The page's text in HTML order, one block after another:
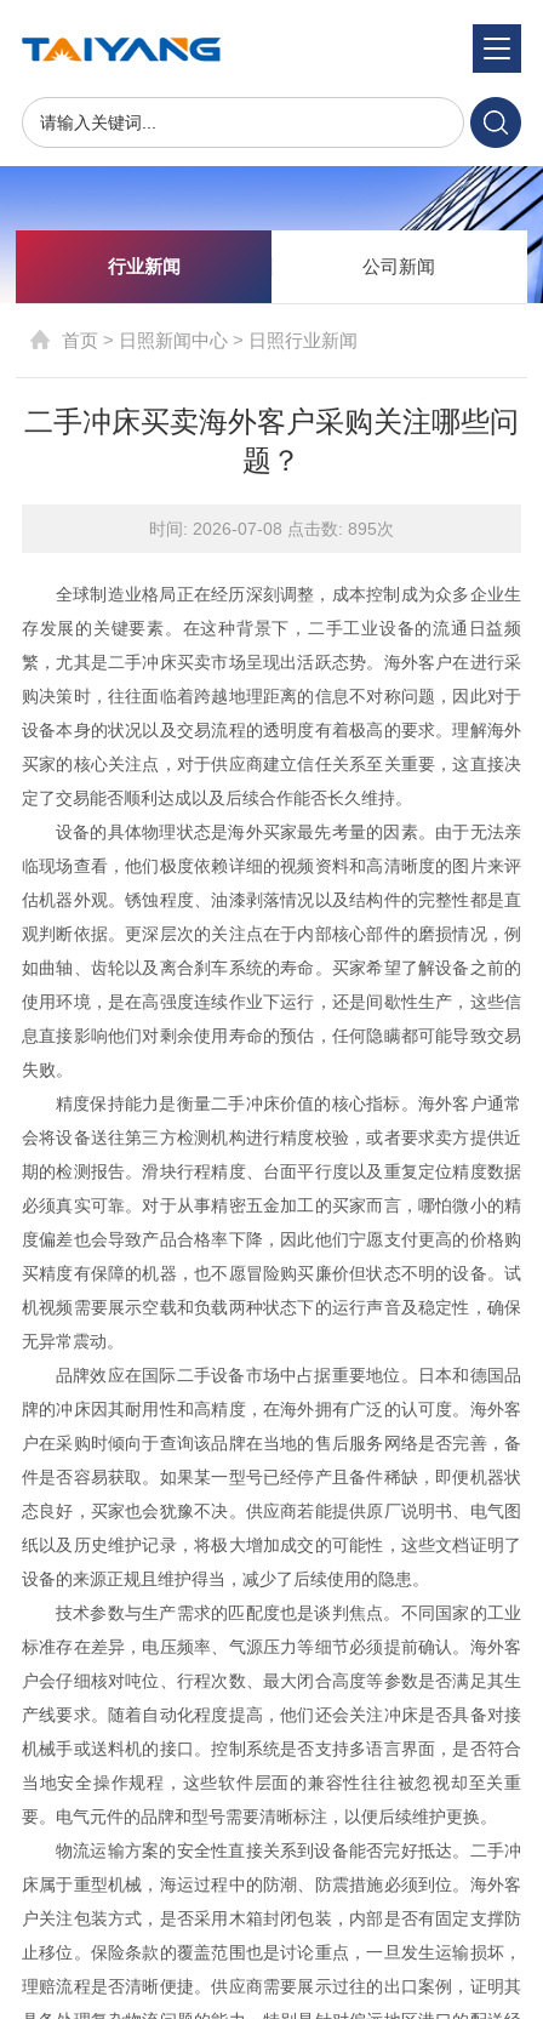
新闻中心 News Center
行业新闻 公司新闻
首页 > 日照新闻中心 > 日照行业新闻
二手冲床买卖海外客户采购关注哪些问
题？
时间: 2026-07-08 点击数: 895次
全球制造业格局正在经历深刻调整，成本控制成为众多企业生
存发展的关键要素。在这种背景下，二手工业设备的流通日益频
繁，尤其是二手冲床买卖市场呈现出活跃态势。海外客户在进行采
购决策时，往往面临着跨越地理距离的信息不对称问题，因此对于
设备本身的状况以及交易流程的透明度有着极高的要求。理解海外
买家的核心关注点，对于供应商建立信任关系至关重要，这直接决
定了交易能否顺利达成以及后续合作能否长久维持。
设备的具体物理状态是海外买家最先考量的因素。由于无法亲
临现场查看，他们极度依赖详细的视频资料和高清晰度的图片来评
估机器外观。锈蚀程度、油漆剥落情况以及结构件的完整性都是直
观判断依据。更深层次的关注点在于内部核心部件的磨损情况，例
如曲轴、齿轮以及离合刹车系统的寿命。买家希望了解设备之前的
使用环境，是在高强度连续作业下运行，还是间歇性生产，这些信
息直接影响他们对剩余使用寿命的预估，任何隐瞒都可能导致交易
失败。
精度保持能力是衡量二手冲床价值的核心指标。海外客户通常
会将设备送往第三方检测机构进行精度校验，或者要求卖方提供近
期的检测报告。滑块行程精度、台面平行度以及重复定位精度数据
必须真实可靠。对于从事精密五金加工的买家而言，哪怕微小的精
度偏差也会导致产品合格率下降，因此他们宁愿支付更高的价格购
买精度有保障的机器，也不愿冒险购买廉价但状态不明的设备。试
机视频需要展示空载和负载两种状态下的运行声音及稳定性，确保
无异常震动。
品牌效应在国际二手设备市场中占据重要地位。日本和德国品
牌的冲床因其耐用性和高精度，在海外拥有广泛的认可度。海外客
户在采购时倾向于查询该品牌在当地的售后服务网络是否完善，备
件是否容易获取。如果某一型号已经停产且备件稀缺，即便机器状
态良好，买家也会犹豫不决。供应商若能提供原厂说明书、电气图
纸以及历史维护记录，将极大增加成交的可能性，这些文档证明了
设备的来源正规且维护得当，减少了后续使用的隐患。
技术参数与生产需求的匹配度也是谈判焦点。不同国家的工业
标准存在差异，电压频率、气源压力等细节必须提前确认。海外客
户会仔细核对吨位、行程次数、最大闭合高度等参数是否满足其生
产线要求。随着自动化程度提高，他们还会关注冲床是否具备对接
机械手或送料机的接口。控制系统是否支持多语言界面，是否符合
当地安全操作规程，这些软件层面的兼容性往往被忽视却至关重
要。电气元件的品牌和型号需要清晰标注，以便后续维护更换。
物流运输方案的安全性直接关系到设备能否完好抵达。二手冲
床属于重型机械，海运过程中的防潮、防震措施必须到位。海外客
户关注包装方式，是否采用木箱封闭包装，内部是否有固定支撑防
止移位。保险条款的覆盖范围也是讨论重点，一旦发生运输损坏，
理赔流程是否清晰便捷。供应商需要展示过往的出口案例，证明其